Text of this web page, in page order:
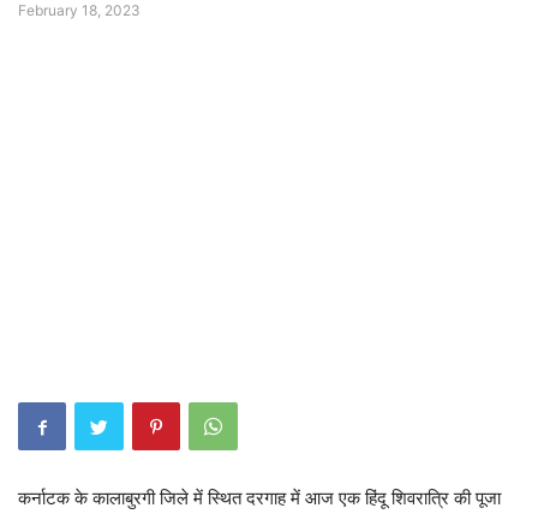
February 18, 2023
कर्नाटक के कालाबुरगी जिले में स्थित दरगाह में आज एक हिंदू शिवरात्रि की पूजा